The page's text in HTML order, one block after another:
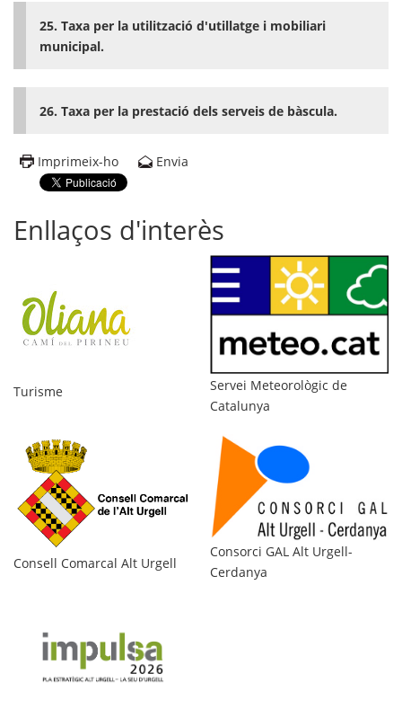
25. Taxa per la utilització d'utillatge i mobiliari
municipal.
26. Taxa per la prestació dels serveis de bàscula.
Imprimeix-ho Envia
Enllaços d'interès
Turisme
Servei Meteorològic de
Catalunya
Consell Comarcal Alt Urgell
Consorci GAL Alt Urgell-
Cerdanya